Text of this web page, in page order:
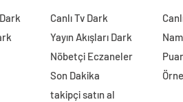
Canlı Tv Dark
Yayın Akışları Dark
Nöbetçi Eczaneler
Son Dakika
takipçi satın al